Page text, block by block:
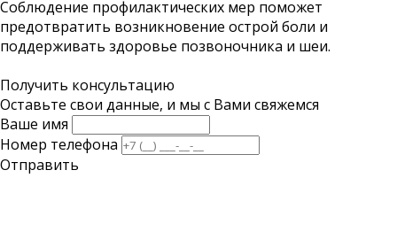
Соблюдение профилактических мер поможет
предотвратить возникновение острой боли и
поддерживать здоровье позвоночника и шеи.
Получить консультацию
Оставьте свои данные, и мы с Вами свяжемся
Ваше имя
Номер телефона
Отправить